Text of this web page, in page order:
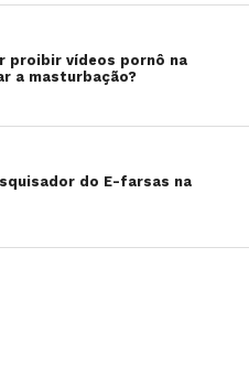
proibir vídeos pornô na
a masturbação?
do E-farsas na